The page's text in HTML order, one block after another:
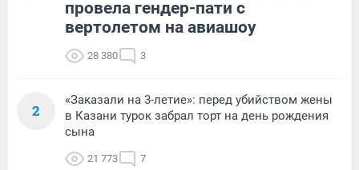
провела гендер-пати с
вертолетом на авиашоу
28 380 3
2
«Заказали на 3-летие»: перед убийством жены
в Казани турок забрал торт на день рождения
сына
21 773 7